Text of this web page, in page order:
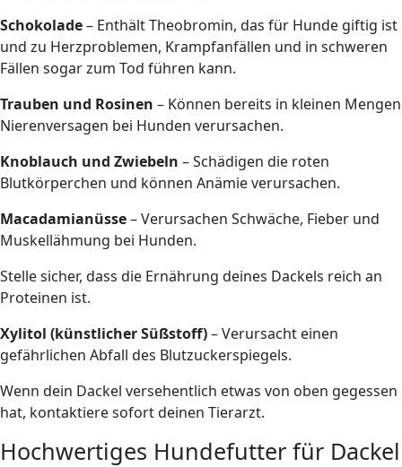
Schokolade– Enthält Theobromin, das für Hunde giftig ist
und zu Herzproblemen, Krampfanfällen und in schweren
Fällen sogar zum Tod führen kann.
Trauben und Rosinen – Können bereits in kleinen Mengen
Nierenversagen bei Hunden verursachen.
Knoblauch und Zwiebeln – Schädigen die roten
Blutkörperchen und können Anämie verursachen.
Macadamianüsse– Verursachen Schwäche, Fieber und
Muskellähmung bei Hunden.
Stelle sicher, dass die Ernährung deines Dackels reich an
Proteinen ist.
Xylitol (künstlicher Süßstoff)– Verursacht einen
gefährlichen Abfall des Blutzuckerspiegels.
Wenn dein Dackel versehentlich etwas von oben gegessen
hat, kontaktiere sofort deinen Tierarzt.
Hochwertiges Hundefutter für Dackel